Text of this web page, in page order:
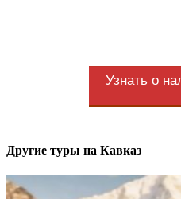
Узнать о
Другие туры на Кавказ